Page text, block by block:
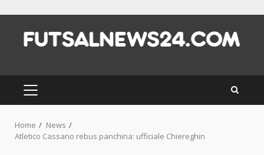
content
PRIMARY
MENU
Home
News
Atletico Cassano rebus panchina: ufficiale Chiereghin